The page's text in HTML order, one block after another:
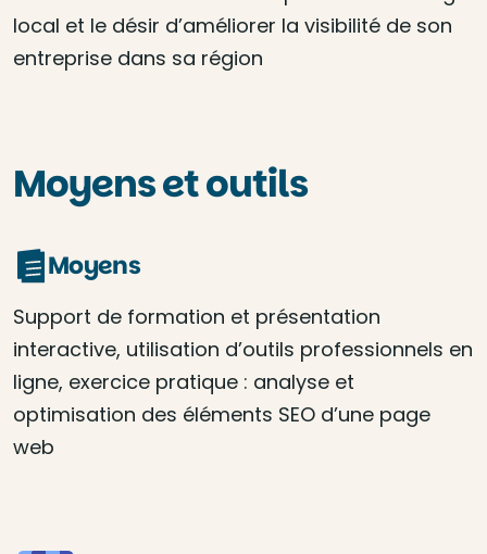
local et le désir d’améliorer la visibilité de son
entreprise dans sa région
Moyens et outils
Moyens
Support de formation et présentation
interactive, utilisation d’outils professionnels en
ligne, exercice pratique : analyse et
optimisation des éléments SEO d’une page
web